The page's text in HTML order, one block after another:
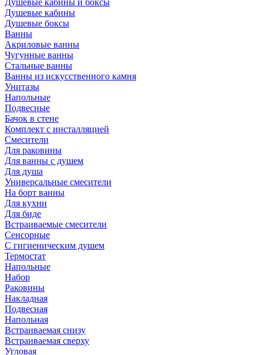
Душевые кабины и боксы
Душевые кабины
Душевые боксы
Ванны
Акриловые ванны
Чугунные ванны
Стальные ванны
Ванны из искусственного камня
Унитазы
Напольные
Подвесные
Бачок в стене
Комплект с инсталляцией
Смесители
Для раковины
Для ванны с душем
Для душа
Универсальные смесители
На борт ванны
Для кухни
Для биде
Встраиваемые смесители
Сенсорные
С гигиеническим душем
Термостат
Напольные
Набор
Раковины
Накладная
Подвесная
Напольная
Встраиваемая снизу
Встраиваемая сверху
Угловая